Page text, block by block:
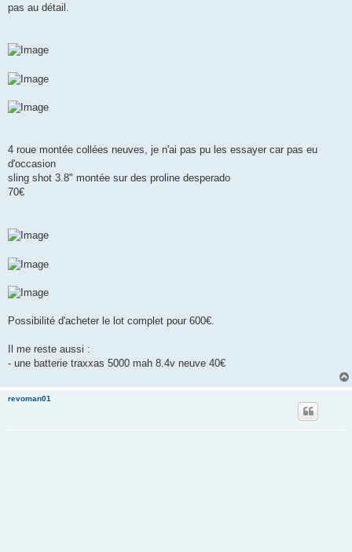
pas au détail.
4 roue montée collées neuves, je n'ai pas pu les essayer car pas eu
d'occasion
sling shot 3.8" montée sur des proline desperado
70€
Possibilité d'acheter le lot complet pour 600€.
Il me reste aussi :
- une batterie traxxas 5000 mah 8.4v neuve 40€
revoman01